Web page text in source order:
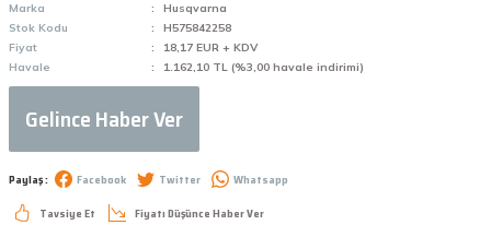
Marka
Husqvarna
Stok Kodu
H575842258
Fiyat
18,17 EUR + KDV
Havale
1.162,10 TL (%3,00 havale indirimi)
Gelince Haber Ver
Paylaş : Facebook Twitter
Whatsapp
Tavsiye Et
Fiyatı Düşünce Haber Ver